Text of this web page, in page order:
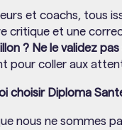
et coachs, tous
critique et une
? Ne le validez pas
pour coller aux
choisir Diploma
nous ne sommes